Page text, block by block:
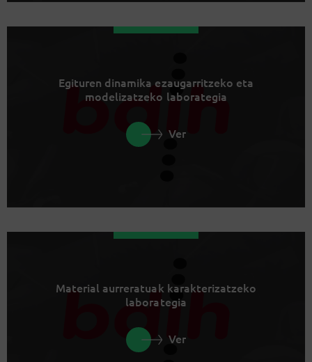
Egituren dinamika ezaugarritzeko eta
modelizatzeko laborategia
Ver
Material aurreratuak karakterizatzeko
laborategia
Ver